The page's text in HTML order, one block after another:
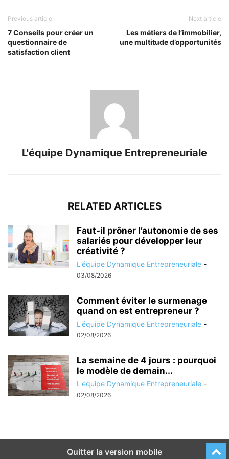
Previous article
7 Conseils pour créer un
questionnaire de
satisfaction client
Next article
Les métiers de l’immobilier,
une multitude d’opportunités
L'équipe Dynamique Entrepreneuriale
RELATED ARTICLES
Faut-il prôner l’autonomie de ses
salariés pour développer leur
créativité ?
L'équipe Dynamique Entrepreneuriale -
03/08/2026
Comment éviter le surmenage
quand on est entrepreneur ?
L'équipe Dynamique Entrepreneuriale -
02/08/2026
La semaine de 4 jours : pourquoi
le modèle de demain...
L'équipe Dynamique Entrepreneuriale -
02/08/2026
Quitter la version mobile